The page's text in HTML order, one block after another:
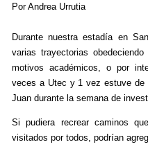
o
k
Por Andrea Urrutia
Durante nuestra estadía en
varias trayectorias
motivos académicos, o por
veces a Utec y 1 vez estuve de
Juan durante la semana de
Si pudiera recrear caminos
visitados por todos, podrían